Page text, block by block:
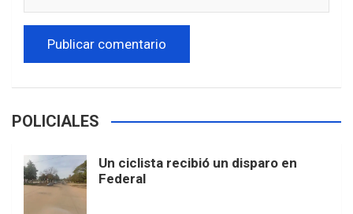
POLICIALES
Un ciclista recibió un disparo en
Federal